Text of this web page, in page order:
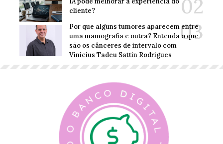
cliente?
Por que alguns tumores aparecem entre
uma mamografia e outra? Entenda o que
são os cânceres de intervalo com
Vinicius Tadeu Sattin Rodrigues